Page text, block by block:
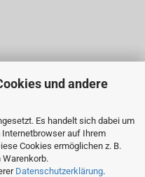
und andere
Es handelt sich dabei um
Internetbrowser auf Ihrem
Cookies ermöglichen z. B.
Warenkorb.
Datenschutzerklärung.